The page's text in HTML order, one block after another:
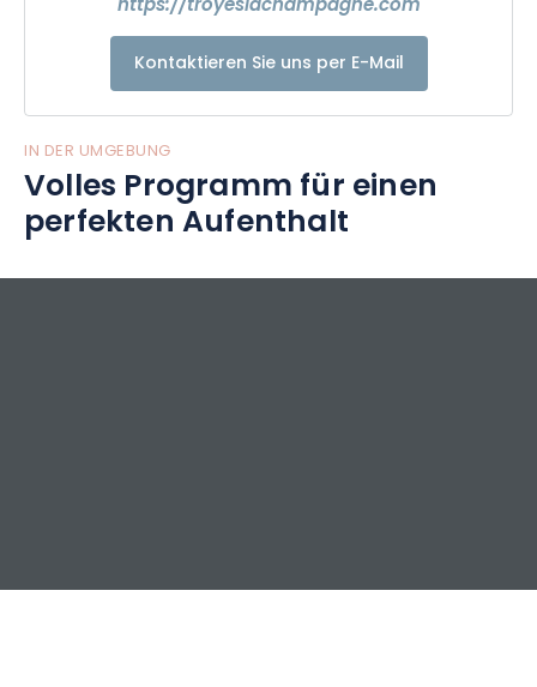
Also... Lassen Sie sich überraschen...
Besuchen Sie Troyes !!!!!!!
https://troyeslachampagne.com
Kontaktieren Sie uns per E-Mail
IN DER UMGEBUNG
Volles Programm für einen
perfekten Aufenthalt